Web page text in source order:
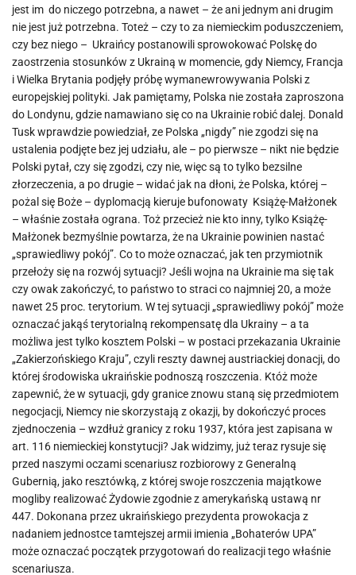
jest im do niczego potrzebna, a nawet – że ani jednym ani drugim
nie jest już potrzebna. Toteż – czy to za niemieckim poduszczeniem,
czy bez niego – Ukraińcy postanowili sprowokować Polskę do
zaostrzenia stosunków z Ukrainą w momencie, gdy Niemcy, Francja
i Wielka Brytania podjęły próbę wymanewrowywania Polski z
europejskiej polityki. Jak pamiętamy, Polska nie została zaproszona
do Londynu, gdzie namawiano się co na Ukrainie robić dalej. Donald
Tusk wprawdzie powiedział, ze Polska „nigdy” nie zgodzi się na
ustalenia podjęte bez jej udziału, ale – po pierwsze – nikt nie będzie
Polski pytał, czy się zgodzi, czy nie, więc są to tylko bezsilne
złorzeczenia, a po drugie – widać jak na dłoni, że Polska, której –
pożal się Boże – dyplomacją kieruje bufonowaty Książę-Małżonek
– właśnie została ograna. Toż przecież nie kto inny, tylko Książę-
Małżonek bezmyślnie powtarza, że na Ukrainie powinien nastać
„sprawiedliwy pokój”. Co to może oznaczać, jak ten przymiotnik
przełoży się na rozwój sytuacji? Jeśli wojna na Ukrainie ma się tak
czy owak zakończyć, to państwo to straci co najmniej 20, a może
nawet 25 proc. terytorium. W tej sytuacji „sprawiedliwy pokój” może
oznaczać jakąś terytorialną rekompensatę dla Ukrainy – a ta
możliwa jest tylko kosztem Polski – w postaci przekazania Ukrainie
„Zakierzońskiego Kraju”, czyli reszty dawnej austriackiej donacji, do
której środowiska ukraińskie podnoszą roszczenia. Któż może
zapewnić, że w sytuacji, gdy granice znowu staną się przedmiotem
negocjacji, Niemcy nie skorzystają z okazji, by dokończyć proces
zjednoczenia – wzdłuż granicy z roku 1937, która jest zapisana w
art. 116 niemieckiej konstytucji? Jak widzimy, już teraz rysuje się
przed naszymi oczami scenariusz rozbiorowy z Generalną
Gubernią, jako resztówką, z której swoje roszczenia majątkowe
mogliby realizować Żydowie zgodnie z amerykańską ustawą nr
447. Dokonana przez ukraińskiego prezydenta prowokacja z
nadaniem jednostce tamtejszej armii imienia „Bohaterów UPA”
może oznaczać początek przygotowań do realizacji tego właśnie
scenariusza.